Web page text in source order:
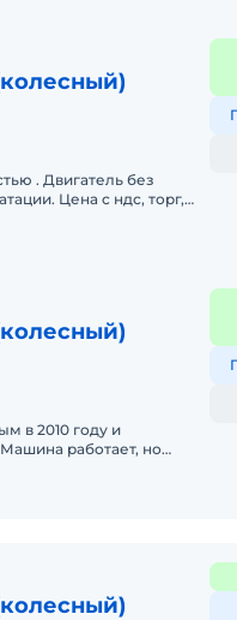
. Двигатель без
Цена с ндс, торг,
в 2010 году и
работает, но